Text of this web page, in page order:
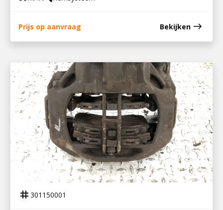
Prijs op aanvraag Bekijken east
301150001
REMKLAUW LINKS TGS
tag 301150001